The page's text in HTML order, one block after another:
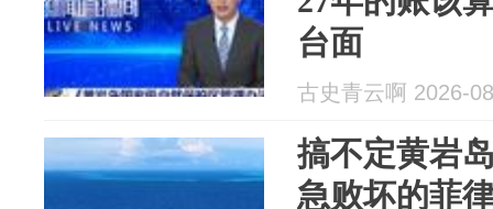
台面
古史青云啊 2026-
搞不定黄岩
急败坏的菲